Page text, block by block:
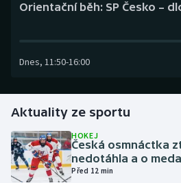
Golf
Gymnastika
Orientační běh: SP Česko –
Dnes, 11:50-16:00
Aktuality ze sportu
HOKEJ
Česká osmnáctka
nedotáhla a o
Před 12 min